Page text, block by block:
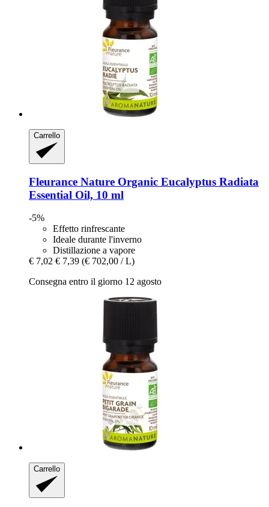
Carrello
Fleurance Nature Organic Eucalyptus Radiata
Essential Oil, 10 ml
-5%
Effetto rinfrescante
Ideale durante l'inverno
Distillazione a vapore
€ 7,02 € 7,39 (€ 702,00 / L)
Consegna entro il giorno 12 agosto
Carrello